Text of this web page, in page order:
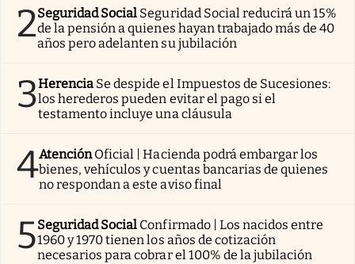
2Seguridad Social Seguridad Social reducirá un 15%
de la pensión a quienes hayan trabajado más de 40
años pero adelanten su jubilación
3Herencia Se despide el Impuestos de Sucesiones:
los herederos pueden evitar el pago si el
testamento incluye una cláusula
4AtenciónOficial | Hacienda podrá embargar los
bienes, vehículos y cuentas bancarias de quienes
no respondan a este aviso final
5Seguridad Social Confirmado | Los nacidos entre
1960 y 1970 tienen los años de cotización
necesarios para cobrar el 100% de la jubilación